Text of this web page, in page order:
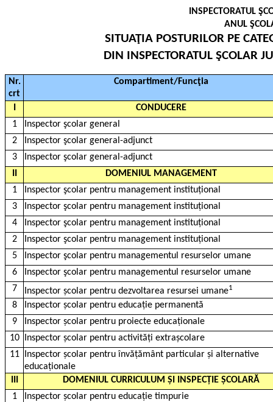
INSPECTORATUL
ANUL
SITUAŢIA POSTURILOR PE
DIN INSPECTORATUL ŞCOLAR
Nr.
crt
Compartiment/Funcţia
CONDUCERE
1
Inspector şcolar general
2
Inspector şcolar general-adjunct
3
Inspector şcolar general-adjunct
DOMENIUL MANAGEMENT
1
Inspector şcolar pentru management instituțional
3
Inspector şcolar pentru management instituțional
4
Inspector şcolar pentru management instituțional
2
Inspector şcolar pentru management instituțional
5
Inspector şcolar pentru managementul resurselor umane
6
Inspector şcolar pentru managementul resurselor umane
7
Inspector școlar pentru dezvoltarea resursei umane1
8
Inspector școlar pentru educație permanentă
9
Inspector școlar pentru proiecte educaționale
10
Inspector școlar pentru activități extrașcolare
11
Inspector școlar pentru învățământ particular și alternative
educaționale
DOMENIUL CURRICULUM ȘI INSPECȚIE ȘCOLARĂ
1
Inspector școlar pentru educație timpurie